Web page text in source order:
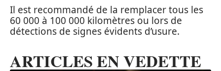
Il est recommandé de la remplacer tous les
60 000 à 100 000 kilomètres ou lors de
détections de signes évidents d’usure.
ARTICLES EN VEDETTE